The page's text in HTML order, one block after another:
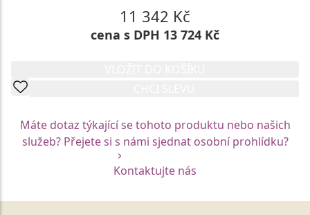
11 342 Kč
cena s DPH 13 724 Kč
Máte dotaz týkající se tohoto produktu nebo našich
služeb? Přejete si s námi sjednat osobní prohlídku?
Kontaktujte nás